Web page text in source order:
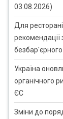
03.08.2026)
Для
Україна
органічного
ЄС
Зміни до